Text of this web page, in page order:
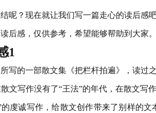
呢？现在就让我们写一篇走心的读后感
后感，仅供参考，希望能够帮助到大家。
1
写的一部散文集《把栏杆拍遍》，读过
文写作没有了“王法”的年代，在散文写
虔诚写作，给散文创作带来了别样的文